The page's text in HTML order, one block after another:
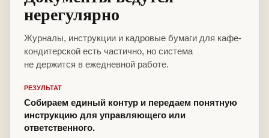
нерегулярно
Журналы, инструкции и кадровые бумаги для кафе-
кондитерской есть частично, но система
не держится в ежедневной работе.
РЕЗУЛЬТАТ
Собираем единый контур и передаем понятную
инструкцию для управляющего или
ответственного.